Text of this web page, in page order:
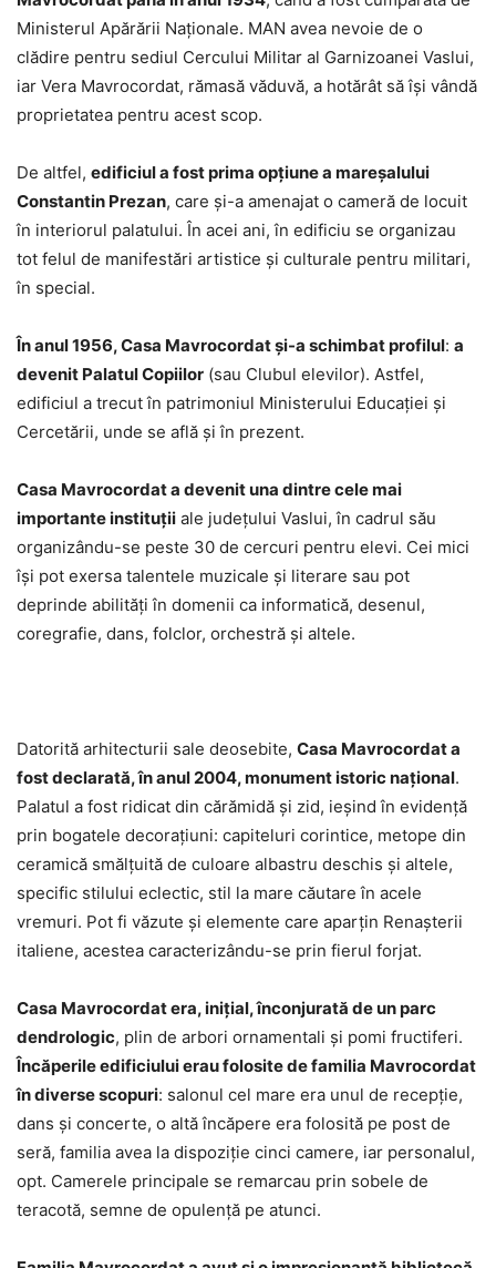
Ministerul Apărării Naţionale. MAN avea nevoie de o
clădire pentru sediul Cercului Militar al Garnizoanei Vaslui,
iar Vera Mavrocordat, rămasă văduvă, a hotărât să îşi vândă
proprietatea pentru acest scop.
De altfel, edificiul a fost prima opţiune a mareşalului
Constantin Prezan, care şi-a amenajat o cameră de locuit
în interiorul palatului. În acei ani, în edificiu se organizau
tot felul de manifestări artistice şi culturale pentru militari,
în special.
În anul 1956, Casa Mavrocordat şi-a schimbat profilul: a
devenit Palatul Copiilor (sau Clubul elevilor). Astfel,
edificiul a trecut în patrimoniul Ministerului Educaţiei şi
Cercetării, unde se află şi în prezent.
Casa Mavrocordat a devenit una dintre cele mai
importante instituţii ale judeţului Vaslui, în cadrul său
organizându-se peste 30 de cercuri pentru elevi. Cei mici
îşi pot exersa talentele muzicale şi literare sau pot
deprinde abilităţi în domenii ca informatică, desenul,
coregrafie, dans, folclor, orchestră şi altele.
Datorită arhitecturii sale deosebite, Casa Mavrocordat a
fost declarată, în anul 2004, monument istoric naţional.
Palatul a fost ridicat din cărămidă şi zid, ieşind în evidenţă
prin bogatele decoraţiuni: capiteluri corintice, metope din
ceramică smălțuită de culoare albastru deschis şi altele,
specific stilului eclectic, stil la mare căutare în acele
vremuri. Pot fi văzute şi elemente care aparţin Renaşterii
italiene, acestea caracterizându-se prin fierul forjat.
Casa Mavrocordat era, iniţial, înconjurată de un parc
dendrologic, plin de arbori ornamentali şi pomi fructiferi.
Încăperile edificiului erau folosite de familia Mavrocordat
în diverse scopuri: salonul cel mare era unul de recepţie,
dans şi concerte, o altă încăpere era folosită pe post de
seră, familia avea la dispoziţie cinci camere, iar personalul,
opt. Camerele principale se remarcau prin sobele de
teracotă, semne de opulenţă pe atunci.